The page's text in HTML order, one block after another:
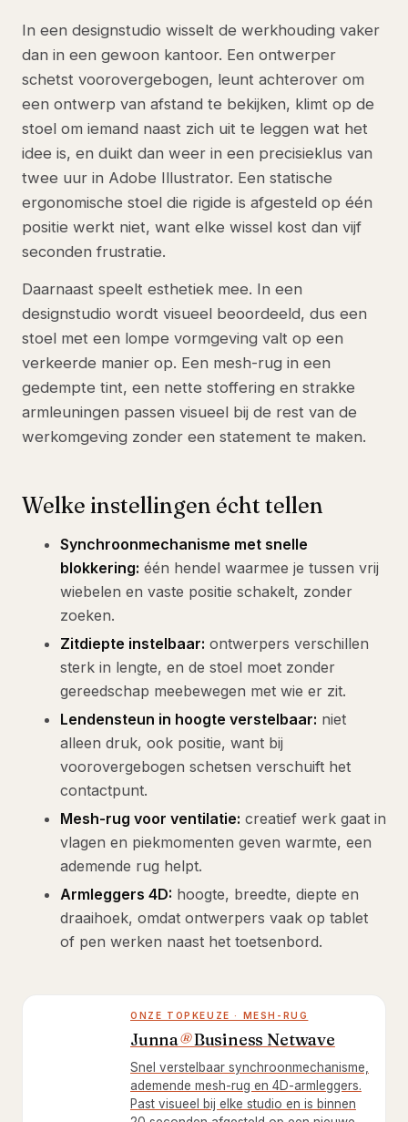
In een designstudio wisselt de werkhouding vaker
dan in een gewoon kantoor. Een ontwerper
schetst voorovergebogen, leunt achterover om
een ontwerp van afstand te bekijken, klimt op de
stoel om iemand naast zich uit te leggen wat het
idee is, en duikt dan weer in een precisieklus van
twee uur in Adobe Illustrator. Een statische
ergonomische stoel die rigide is afgesteld op één
positie werkt niet, want elke wissel kost dan vijf
seconden frustratie.
Daarnaast speelt esthetiek mee. In een
designstudio wordt visueel beoordeeld, dus een
stoel met een lompe vormgeving valt op een
verkeerde manier op. Een mesh-rug in een
gedempte tint, een nette stoffering en strakke
armleuningen passen visueel bij de rest van de
werkomgeving zonder een statement te maken.
Welke instellingen écht tellen
Synchroonmechanisme met snelle
blokkering: één hendel waarmee je tussen vrij
wiebelen en vaste positie schakelt, zonder
zoeken.
Zitdiepte instelbaar: ontwerpers verschillen
sterk in lengte, en de stoel moet zonder
gereedschap meebewegen met wie er zit.
Lendensteun in hoogte verstelbaar: niet
alleen druk, ook positie, want bij
voorovergebogen schetsen verschuift het
contactpunt.
Mesh-rug voor ventilatie: creatief werk gaat in
vlagen en piekmomenten geven warmte, een
ademende rug helpt.
Armleggers 4D: hoogte, breedte, diepte en
draaihoek, omdat ontwerpers vaak op tablet
of pen werken naast het toetsenbord.
ONZE TOPKEUZE · MESH-RUG
Junna®Business Netwave
Snel verstelbaar synchroonmechanisme,
ademende mesh-rug en 4D-armleggers.
Past visueel bij elke studio en is binnen